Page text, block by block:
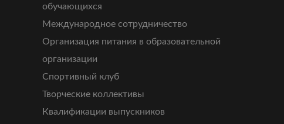
обучающихся
Международное сотрудничество
Организация питания в образовательной
организации
Спортивный клуб
Творческие коллективы
Квалификации выпускников